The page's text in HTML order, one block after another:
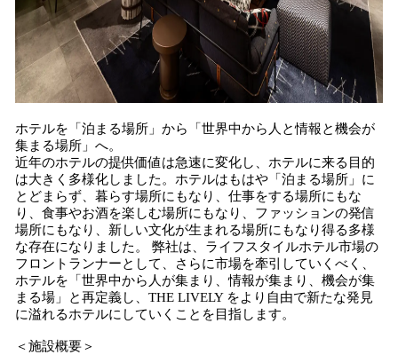
ホテルを「泊まる場所」から「世界中から人と情報と機会が
集まる場所」へ。
近年のホテルの提供価値は急速に変化し、ホテルに来る目的
は大きく多様化しました。ホテルはもはや「泊まる場所」に
とどまらず、暮らす場所にもなり、仕事をする場所にもな
り、食事やお酒を楽しむ場所にもなり、ファッションの発信
場所にもなり、新しい文化が生まれる場所にもなり得る多様
な存在になりました。 弊社は、ライフスタイルホテル市場の
フロントランナーとして、さらに市場を牽引していくべく、
ホテルを「世界中から人が集まり、情報が集まり、機会が集
まる場」と再定義し、THE LIVELY をより自由で新たな発見
に溢れるホテルにしていくことを目指します。
＜施設概要＞